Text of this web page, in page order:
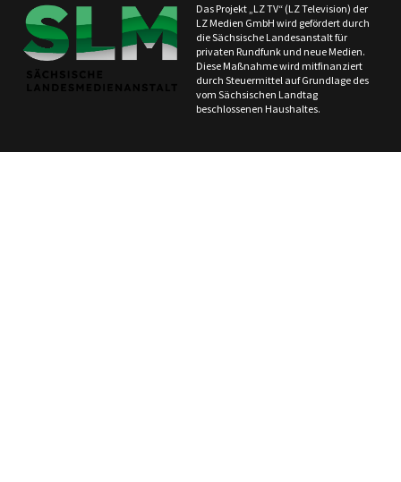
Das Projekt „LZ TV“ (LZ Television) der
LZ Medien GmbH wird gefördert durch
die Sächsische Landesanstalt für
privaten Rundfunk und neue Medien.
Diese Maßnahme wird mitfinanziert
durch Steuermittel auf Grundlage des
vom Sächsischen Landtag
beschlossenen Haushaltes.